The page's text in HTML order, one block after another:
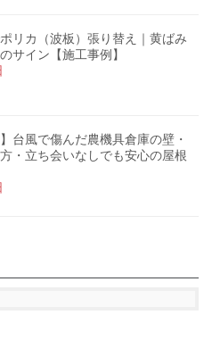
リカ（波板）張り替え｜黄ばみ
サイン【施工事例】
台風で傷んだ農機具倉庫の壁・
・立ち会いなしでも安心の屋根